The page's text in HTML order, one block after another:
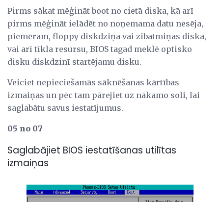
Pirms sākat mēģināt boot no cietā diska, kā arī
pirms mēģināt ielādēt no noņemama datu nesēja,
piemēram, floppy diskdziņa vai zibatmiņas diska,
vai arī tīkla resursu, BIOS tagad meklē optisko
disku diskdzinī startējamu disku.
Veiciet nepieciešamās sāknēšanas kārtības
izmaiņas un pēc tam pārejiet uz nākamo soli, lai
saglabātu savus iestatījumus.
05 no 07
Saglabājiet BIOS iestatīšanas utilītas
izmaiņas